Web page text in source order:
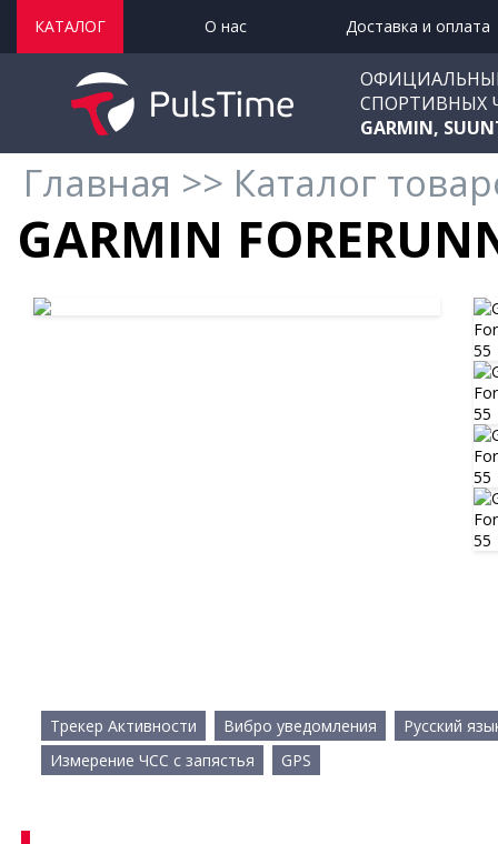
КАТАЛОГ О нас Доставка и оплата
СПОРТИВНЫХ
GARMIN,
Главная >> Каталог
GARMIN
Трекер Активности Вибро уведомления
Русский
Измерение ЧСС с запястья
GPS